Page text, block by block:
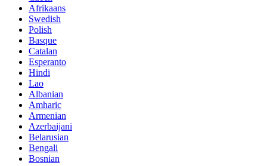
Afrikaans
Swedish
Polish
Basque
Catalan
Esperanto
Hindi
Lao
Albanian
Amharic
Armenian
Azerbaijani
Belarusian
Bengali
Bosnian